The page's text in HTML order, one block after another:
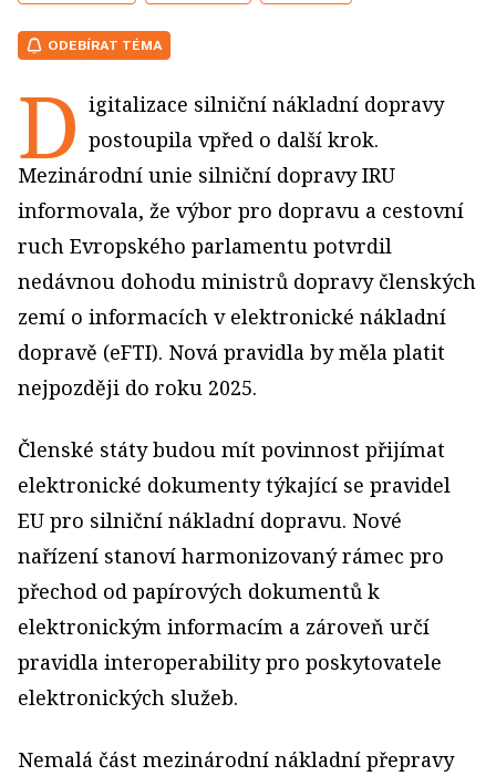
ODEBÍRAT TÉMA
D igitalizace silniční nákladní dopravy
postoupila vpřed o další krok.
Mezinárodní unie silniční dopravy IRU
informovala, že výbor pro dopravu a cestovní
ruch Evropského parlamentu potvrdil
nedávnou dohodu ministrů dopravy členských
zemí o informacích v elektronické nákladní
dopravě (eFTI). Nová pravidla by měla platit
nejpozději do roku 2025.
Členské státy budou mít povinnost přijímat
elektronické dokumenty týkající se pravidel
EU pro silniční nákladní dopravu. Nové
nařízení stanoví harmonizovaný rámec pro
přechod od papírových dokumentů k
elektronickým informacím a zároveň určí
pravidla interoperability pro poskytovatele
elektronických služeb.
Nemalá část mezinárodní nákladní přepravy